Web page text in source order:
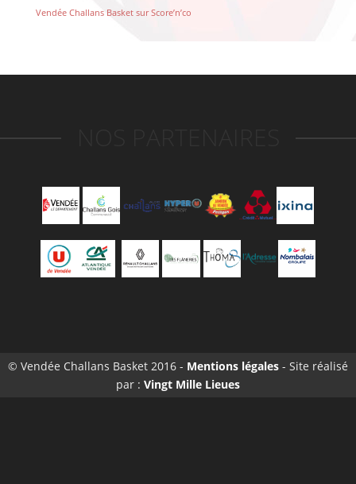
Vendée Challans Basket sur Score’n’co
© Vendée Challans Basket 2016 - Mentions légales - Site réalisé
par : Vingt Mille Lieues